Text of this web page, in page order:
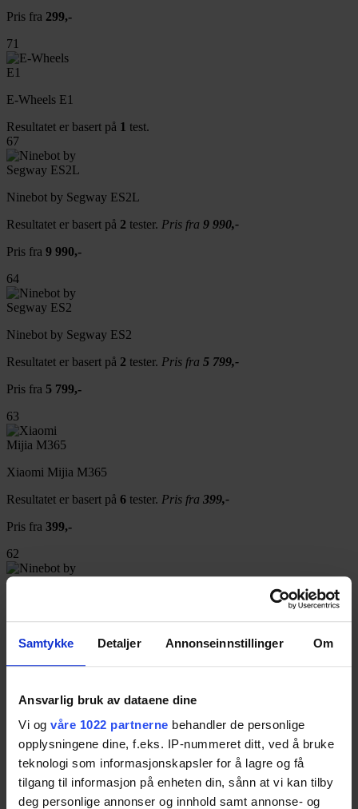
Samtykke Detaljer Annonseinnstillinger Om
Ansvarlig bruk av dataene dine
Vi og våre 1022 partnerne behandler de personlige
opplysningene dine, f.eks. IP-nummeret ditt, ved å bruke
teknologi som informasjonskapsler for å lagre og få
tilgang til informasjon på enheten din, sånn at vi kan tilby
deg personlige annonser og innhold samt annonse- og
Pris fra 299,-
71
E-Wheels E1
Resultatet er basert på 1 test.
67
Ninebot by Segway ES2L
Resultatet er basert på 2 tester. Pris fra 9 990,-
Pris fra 9 990,-
64
Ninebot by Segway ES2
Resultatet er basert på 2 tester. Pris fra 5 799,-
Pris fra 5 799,-
63
Xiaomi Mijia M365
Resultatet er basert på 6 tester. Pris fra 399,-
Pris fra 399,-
62
Resultatet er basert på 1test. Pris fra
699,-
Pris fra699,-
HX X7
Resultatet er basert på1test.